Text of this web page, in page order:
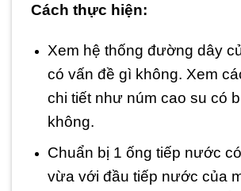
Cách thực hiện:
Xem hệ thống đường dây
có vấn đề gì không. Xem
chi tiết như núm cao su có
không.
Chuẩn bị 1 ống tiếp nước
vừa với đầu tiếp nước của